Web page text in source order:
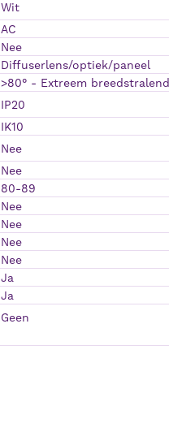
Wit
AC
Nee
Diffuserlens/optiek/paneel
>80° - Extreem breedstralend
IP20
IK10
Nee
Nee
80-89
Nee
Nee
Nee
Nee
Ja
Ja
Geen